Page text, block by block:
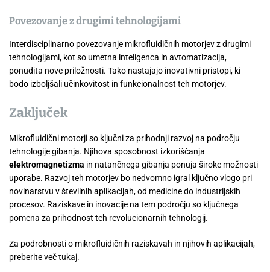
Povezovanje z drugimi tehnologijami
Interdisciplinarno povezovanje mikrofluidičnih motorjev z drugimi
tehnologijami, kot so umetna inteligenca in avtomatizacija,
ponudita nove priložnosti. Tako nastajajo inovativni pristopi, ki
bodo izboljšali učinkovitost in funkcionalnost teh motorjev.
Zaključek
Mikrofluidični motorji so ključni za prihodnji razvoj na področju
tehnologije gibanja. Njihova sposobnost izkoriščanja
elektromagnetizma in natančnega gibanja ponuja široke možnosti
uporabe. Razvoj teh motorjev bo nedvomno igral ključno vlogo pri
novinarstvu v številnih aplikacijah, od medicine do industrijskih
procesov. Raziskave in inovacije na tem področju so ključnega
pomena za prihodnost teh revolucionarnih tehnologij.
Za podrobnosti o mikrofluidičnih raziskavah in njihovih aplikacijah,
preberite večtukaj.